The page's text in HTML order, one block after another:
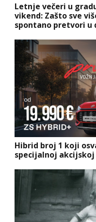
Letnje večeri u
vikend: Zašto sve
spontano pretvori u
Hibrid broj 1 koji
specijalnoj akcijskoj